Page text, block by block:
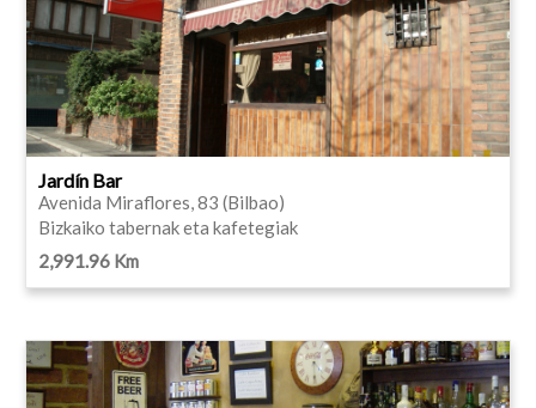
Jardín Bar
Avenida Miraflores, 83 (Bilbao)
Bizkaiko tabernak eta kafetegiak
2,991.96 Km